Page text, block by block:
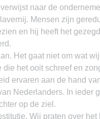
naar de
Mensen zijn
en hij heeft het
Het gaat niet om wat
het ooit schreef en
ervaren aan de hand
Nederlanders. In ieder
op de ziel.
Wij praten over